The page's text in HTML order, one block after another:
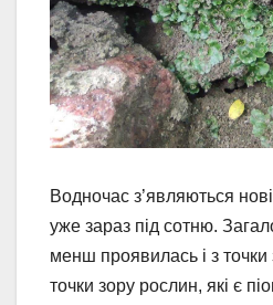
Водночас з’являються
уже зараз під сотню.
менш проявилась і з точки
точки зору рослин, які є